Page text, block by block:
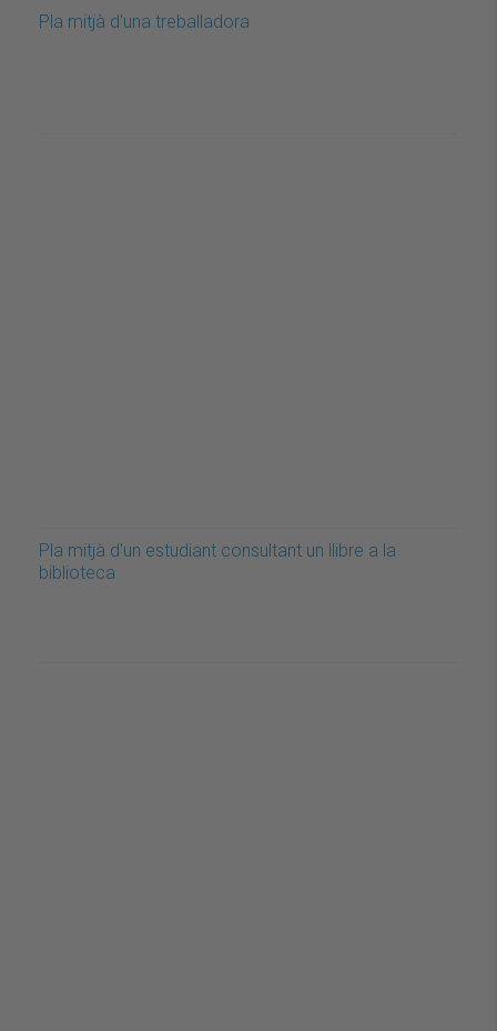
Pla mitjà d'una treballadora
Pla mitjà d'un estudiant consultant un llibre a la
biblioteca